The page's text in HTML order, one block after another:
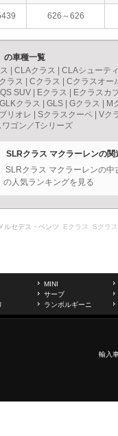
626～626
の車種一覧
CLAクラス
CLAシューテ
ラス Cクラス
Cクラスオー
SUV Eクラス
Eクラスカ
GLKクラス GLS Gクラス
M
リオレ Sクラスクーペ
Vク
ワゴン／Tシリーズ
SLRクラス マクラーレンの関
SLRクラス マクラーレンの
人気ランキングを見る
ルセデス・ベンツ Eクラス Sクラス
MINI
サーブ
ランボルギーニ
輸入